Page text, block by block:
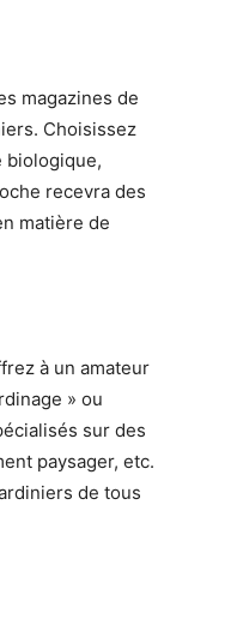
magazines de
Choisissez
biologique,
recevra des
matière de
à un amateur
» ou
sur des
paysager, etc.
de tous